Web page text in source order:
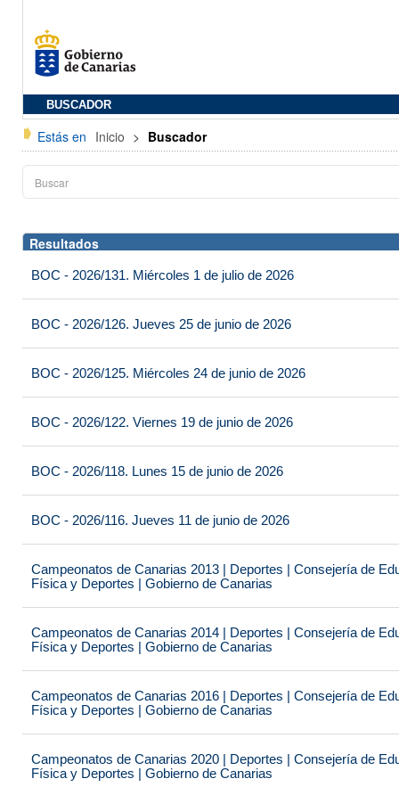
BUSCADOR
Estás en Inicio > Buscador
Resultados
BOC - 2026/131. Miércoles 1 de julio de 2026
BOC - 2026/126. Jueves 25 de junio de 2026
BOC - 2026/125. Miércoles 24 de junio de 2026
BOC - 2026/122. Viernes 19 de junio de 2026
BOC - 2026/118. Lunes 15 de junio de 2026
BOC - 2026/116. Jueves 11 de junio de 2026
Campeonatos de Canarias 2013 | Deportes | Consejería de
Física y Deportes | Gobierno de Canarias
Campeonatos de Canarias 2014 | Deportes | Consejería de
Física y Deportes | Gobierno de Canarias
Campeonatos de Canarias 2016 | Deportes | Consejería de
Física y Deportes | Gobierno de Canarias
Campeonatos de Canarias 2020 | Deportes | Consejería de
Física y Deportes | Gobierno de Canarias